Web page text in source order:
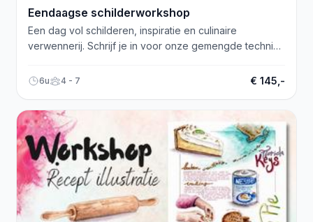
Eendaagse schilderworkshop
Een dag vol schilderen, inspiratie en culinaire
verwennerij. Schrijf je in voor onze gemengde techniek
6u 4 - 7 € 145,-